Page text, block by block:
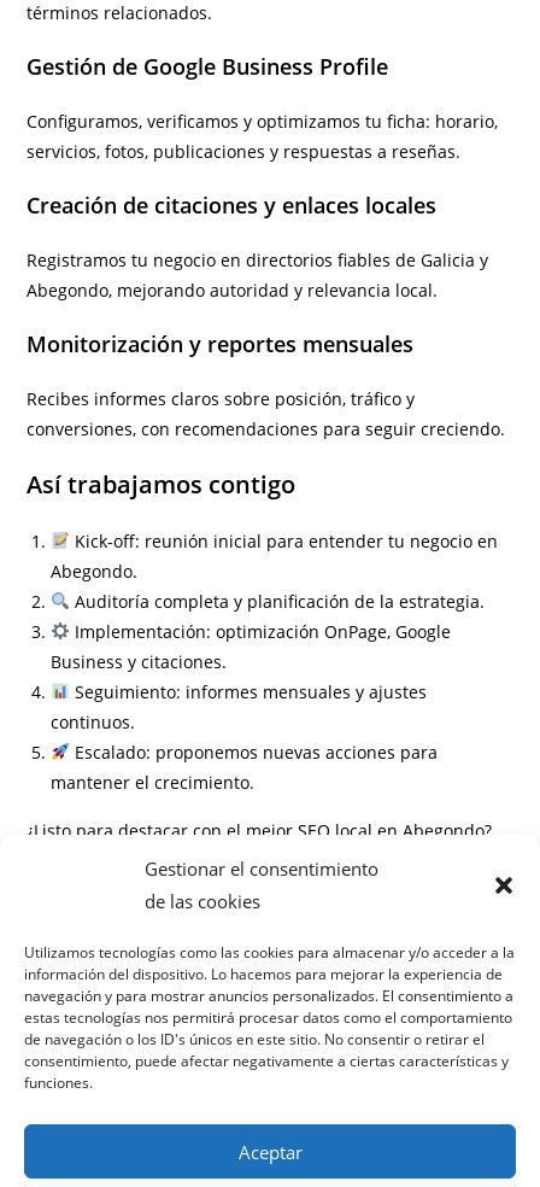
Gestionar el consentimiento
de las cookies
Utilizamos tecnologías como las cookies para almacenar y/o acceder a la
información del dispositivo. Lo hacemos para mejorar la experiencia de
navegación y para mostrar anuncios personalizados. El consentimiento a
estas tecnologías nos permitirá procesar datos como el comportamiento
de navegación o los ID's únicos en este sitio. No consentir o retirar el
consentimiento, puede afectar negativamente a ciertas características y
funciones.
Aceptar
términos relacionados.
Gestión de Google Business Profile
Configuramos, verificamos y optimizamos tu ficha: horario,
servicios, fotos, publicaciones y respuestas a reseñas.
Creación de citaciones y enlaces locales
Registramos tu negocio en directorios fiables de Galicia y
Abegondo, mejorando autoridad y relevancia local.
Monitorización y reportes mensuales
Recibes informes claros sobre posición, tráfico y
conversiones, con recomendaciones para seguir creciendo.
Así trabajamos contigo
Kick-off: reunión inicial para entender tu negocio en
Abegondo.
Auditoría completa y planificación de la estrategia.
Implementación: optimización OnPage, Google
Business y citaciones.
Seguimiento: informes mensuales y ajustes
continuos.
Escalado: proponemos nuevas acciones para
mantener el crecimiento.
¿Listo para destacar con el mejor SEO local en Abegondo?
¿Cuánto tiempo tarda en verse el incremento de visitas?
¿Necesito un contrato mínimo?
¿Trabajan con cualquier sector en Abegondo?
¿Cómo miden el retorno de la inversión (ROI)?